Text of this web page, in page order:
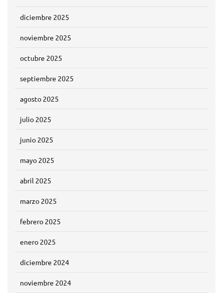
diciembre 2025
noviembre 2025
octubre 2025
septiembre 2025
agosto 2025
julio 2025
junio 2025
mayo 2025
abril 2025
marzo 2025
febrero 2025
enero 2025
diciembre 2024
noviembre 2024